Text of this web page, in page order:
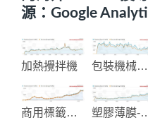
源：Google
加熱攪拌機 包裝機械製造
商用標籤貼紙印刷 塑膠薄膜-